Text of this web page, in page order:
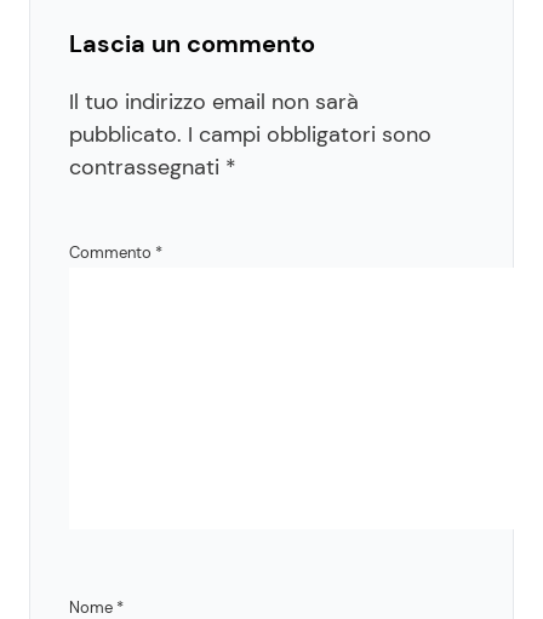
Lascia un commento
Il tuo indirizzo email non sarà
pubblicato. I campi obbligatori sono
contrassegnati *
Commento *
Nome *